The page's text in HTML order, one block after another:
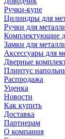
Ручки-купе
Цилиндры для
Ручки для
Комплектующие
Замки для
Аксессуары для
Дверные
Плинтус
Распродажа
Уценка
Новости
Как купить
Доставка
Партнерам
О компания